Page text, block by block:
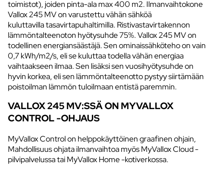
toimistot), joiden pinta-ala max 400 m2. Ilmanvaihtokone
Vallox 245 MV on varustettu vähän sähköä
kuluttavilla tasavirtapuhaltimilla. Ristivastavirtakennon
lämmöntalteenoton hyötysuhde 75%. Vallox 245 MV on
todellinen energiansäästäjä. Sen ominaissähköteho on vain
0,7 kWh/m2/s, eli se kuluttaa todella vähän energiaa
vaihtaakseen ilmaa. Sen lisäksi sen vuosihyötysuhde on
hyvin korkea, eli sen lämmöntalteenotto pystyy siirtämään
poistoilman lämmön tuloilmaan entistä paremmin.
VALLOX 245 MV:SSÄ ON MYVALLOX
CONTROL -OHJAUS
MyVallox Control on helppokäyttöinen graafinen ohjain,
Mahdollisuus ohjata ilmanvaihtoa myös MyVallox Cloud -
pilvipalvelussa tai MyVallox Home -kotiverkossa.